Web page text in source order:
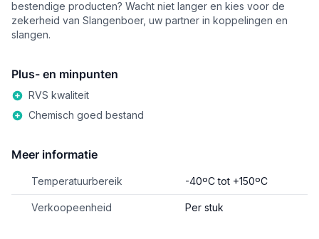
bestendige producten? Wacht niet langer en kies voor de
zekerheid van Slangenboer, uw partner in koppelingen en
slangen.
Plus- en minpunten
RVS kwaliteit
Chemisch goed bestand
Meer informatie
Temperatuurbereik -40ºC tot +150ºC
Verkoopeenheid Per stuk